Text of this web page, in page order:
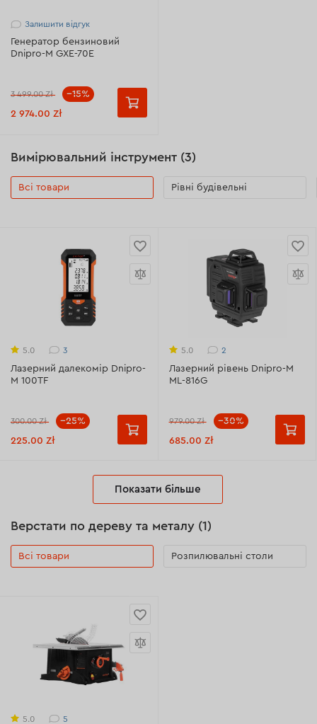
Залишити відгук
Генератор бензиновий
Dnipro-M GXE-70Е
2 974.00 Zł
3 499.00 Zł --15%
Вимірювальний інструмент (3)
Всі товари Рівні будівельні
5.0 3
Лазерний далекомір Dnipro-
M 100TF
225.00 Zł
300.00 Zł --25%
5.0 2
Лазерний рівень Dnipro-M
ML-816G
685.00 Zł
979.00 Zł --30%
Показати більше
Верстати по дереву та металу (1)
Всі товари Розпилювальні столи
5.0 5